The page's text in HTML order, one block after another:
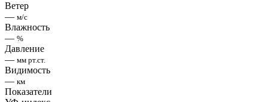
Ветер
— м/с
Влажность
— %
Давление
— мм рт.ст.
Видимость
— км
Показатели